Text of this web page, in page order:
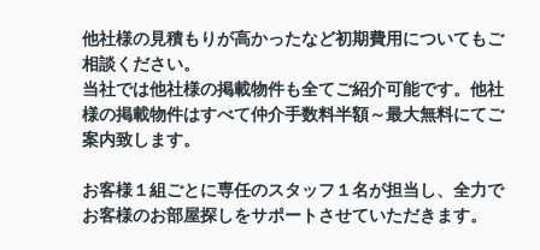
他社様の見積もりが高かったなど初期費用についてもご
相談ください。
当社では他社様の掲載物件も全てご紹介可能です。他社
様の掲載物件はすべて仲介手数料半額～最大無料にてご
案内致します。
お客様１組ごとに専任のスタッフ１名が担当し、全力で
お客様のお部屋探しをサポートさせていただきます。